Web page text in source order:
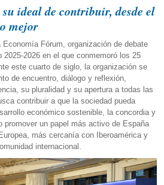
ideal de contribuir, desde el
mejor
Fórum, organización de debate
2026 en el que conmemoró los 25
este cuarto de siglo, la organización se
de encuentro, diálogo y reflexión,
su pluralidad y su apertura a todas las
contribuir a que la sociedad pueda
económico sostenible, la concordia y
promover un papel más activo de España
más cercanía con Iberoamérica y
internacional.